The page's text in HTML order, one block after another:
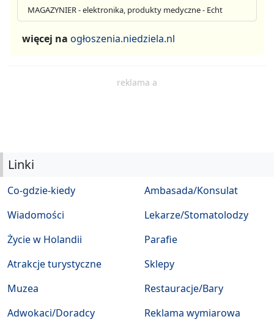
MAGAZYNIER - elektronika, produkty medyczne - Echt
więcej na ogłoszenia.niedziela.nl
reklama a
Linki
Co-gdzie-kiedy
Wiadomości
Życie w Holandii
Atrakcje turystyczne
Muzea
Ambasada/Konsulat
Lekarze/Stomatolodzy
Parafie
Sklepy
Restauracje/Bary
Adwokaci/Doradcy
Reklama wymiarowa